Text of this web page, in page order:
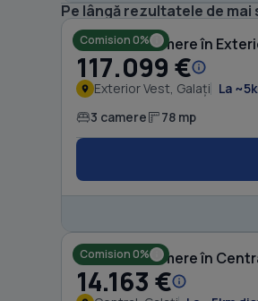
Pe lângă rezultatele de
Comision 0%
Casă cu 3 camere în
117.099 €
Exterior Vest, Galați La
3 camere 78 mp
Comision 0%
Casă cu 3 camere în
14.163 €